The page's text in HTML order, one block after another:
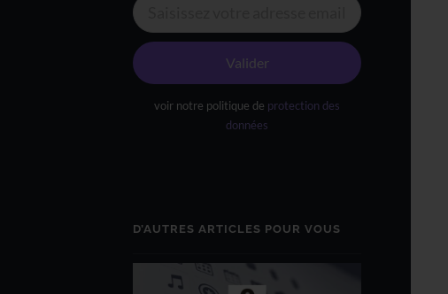
Valider
voir notre politique de protection des
données
D’AUTRES ARTICLES POUR VOUS